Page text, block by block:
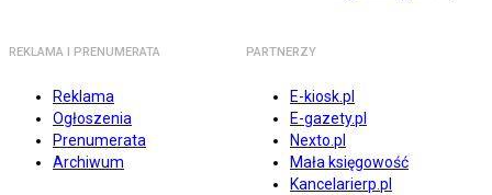
REKLAMA I PRENUMERATA
Reklama
Ogłoszenia
Prenumerata
Archiwum
PARTNERZY
E-kiosk.pl
E-gazety.pl
Nexto.pl
Mała księgowość
Kancelarierp.pl